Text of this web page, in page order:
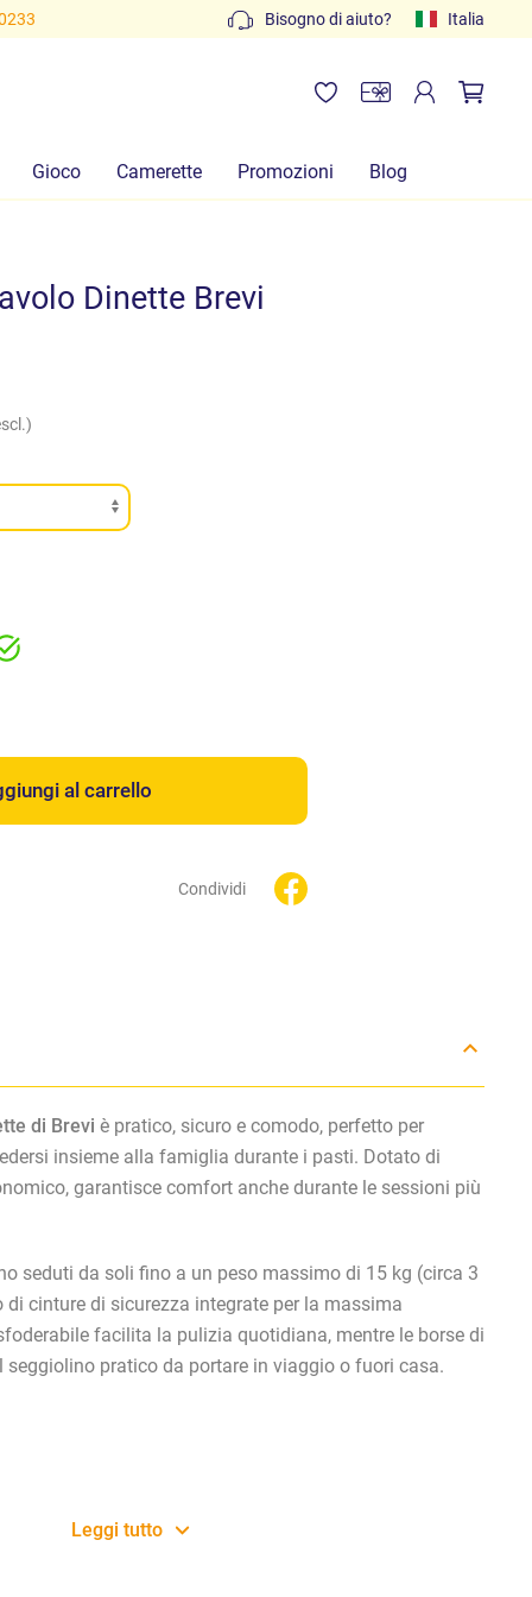
Bisogno di aiuto? Italia
Gioco Camerette Promozioni Blog
Dinette Brevi
al carrello
Condividi
di Brevi è pratico, sicuro e comodo, perfetto per
insieme alla famiglia durante i pasti. Dotato di
garantisce comfort anche durante le sessioni più
seduti da soli fino a un peso massimo di 15 kg (circa 3
cinture di sicurezza integrate per la massima
facilita la pulizia quotidiana, mentre le borse di
seggiolino pratico da portare in viaggio o fuori casa.
Leggi tutto